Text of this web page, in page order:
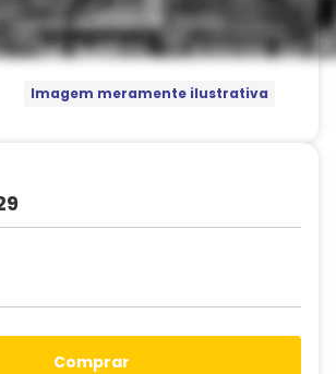
Imagem meramente ilustrativa
comprar